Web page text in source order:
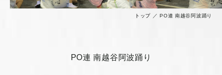
トップ ／PO連 南越谷阿波踊り
PO連 南越谷阿波踊り